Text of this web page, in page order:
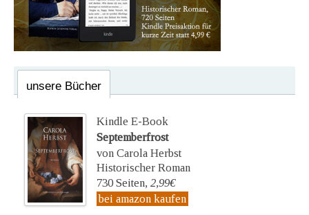
unsere Bücher
Kindle E-Book
Septemberfrost
von Carola Herbst
Historischer Roman
730 Seiten, 2,99€
bei amazon kaufen